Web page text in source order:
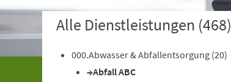
Alle Dienstleistungen (468)
000.Abwasser & Abfallentsorgung (20)
Abfall ABC